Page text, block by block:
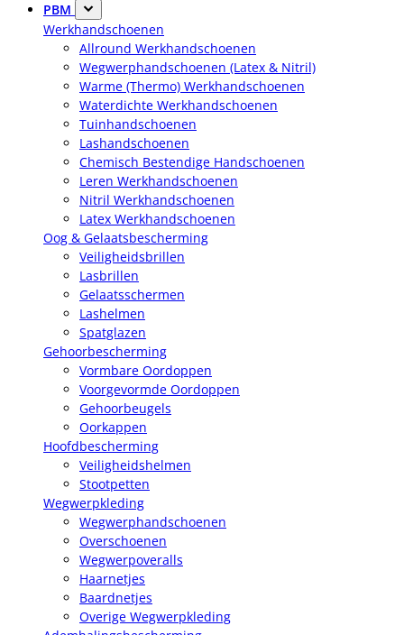
PBM
Werkhandschoenen
Allround Werkhandschoenen
Wegwerphandschoenen (Latex & Nitril)
Warme (Thermo) Werkhandschoenen
Waterdichte Werkhandschoenen
Tuinhandschoenen
Lashandschoenen
Chemisch Bestendige Handschoenen
Leren Werkhandschoenen
Nitril Werkhandschoenen
Latex Werkhandschoenen
Oog & Gelaatsbescherming
Veiligheidsbrillen
Lasbrillen
Gelaatsschermen
Lashelmen
Spatglazen
Gehoorbescherming
Vormbare Oordoppen
Voorgevormde Oordoppen
Gehoorbeugels
Oorkappen
Hoofdbescherming
Veiligheidshelmen
Stootpetten
Wegwerpkleding
Wegwerphandschoenen
Overschoenen
Wegwerpoveralls
Haarnetjes
Baardnetjes
Overige Wegwerpkleding